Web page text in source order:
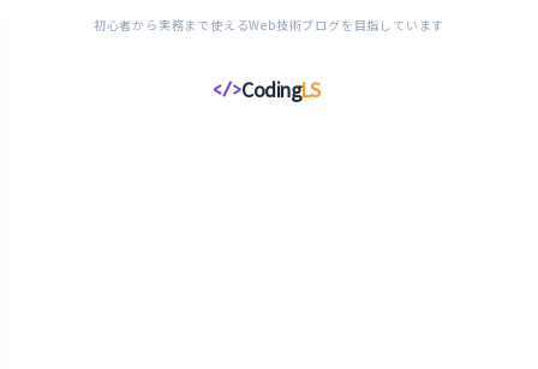
初心者から実務まで使えるWeb技術ブログを目指しています
</>CodingLS
コ